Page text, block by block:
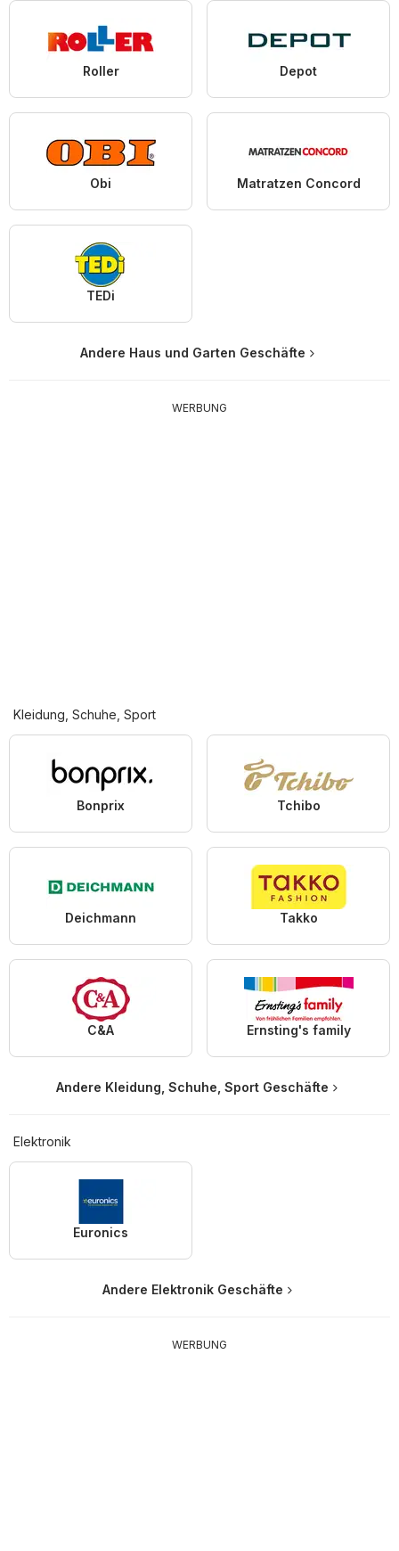
Roller Depot
Obi Matratzen Concord
TEDi
Andere Haus und Garten Geschäfte
WERBUNG
Kleidung, Schuhe, Sport
Bonprix Tchibo
Deichmann Takko
C&A Ernsting's family
Andere Kleidung, Schuhe, Sport Geschäfte
Elektronik
Euronics
Andere Elektronik Geschäfte
WERBUNG